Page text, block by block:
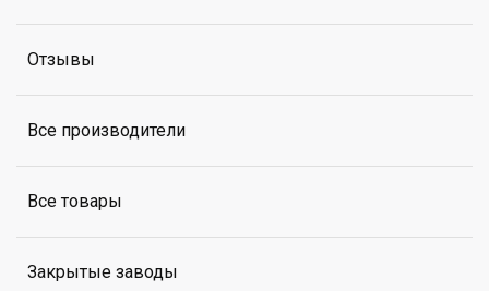
Отзывы
Все производители
Все товары
Закрытые заводы